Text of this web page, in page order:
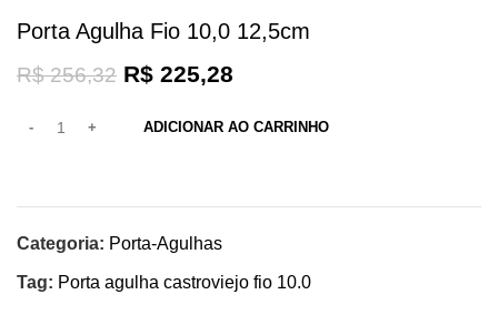
Porta Agulha Fio 10,0 12,5cm
R$256,32 R$ 225,28
ADICIONAR AO CARRINHO
Categoria: Porta-Agulhas
Tag: Porta agulha castroviejo fio 10.0